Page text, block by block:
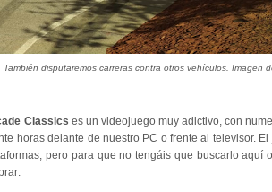
También disputaremos carreras contra otros vehículos. Imagen
Classics es un videojuego muy adictivo, con
horas delante de nuestro PC o frente al televisor.
pero para que no tengáis que buscarlo